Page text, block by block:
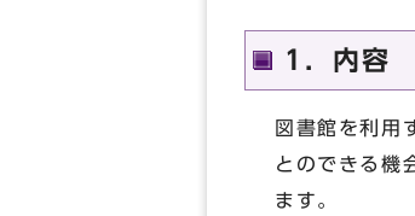
1．内容
図書館を利用
とのできる機
ます。